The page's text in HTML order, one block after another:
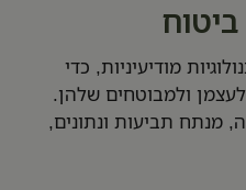
מודיעיניות, כדי
לעצמן ולמבוטחים שלהן.
מנתח תביעות ונתונים,